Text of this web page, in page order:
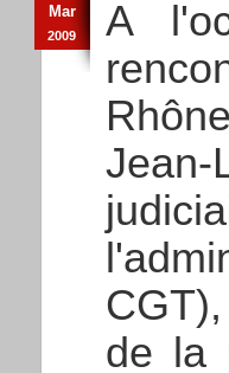
Mar
2009
A
Jean-
de la